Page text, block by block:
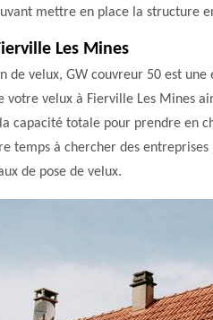
mettre en place la structure
Les Mines
velux, GW couvreur 50 est une
velux à Fierville Les Mines
capacité totale pour prendre en
à chercher des entreprises
de pose de velux.